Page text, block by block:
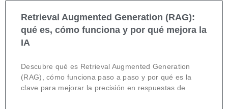
Retrieval Augmented Generation (RAG):
qué es, cómo funciona y por qué mejora la
IA
Descubre qué es Retrieval Augmented Generation
(RAG), cómo funciona paso a paso y por qué es la
clave para mejorar la precisión en respuestas de